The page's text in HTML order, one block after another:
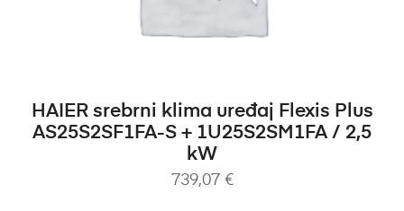
DODAJ U KOŠARICU
HAIER srebrni klima uređaj Flexis Plus
AS25S2SF1FA-S + 1U25S2SM1FA / 2,5
kW
739,07 €